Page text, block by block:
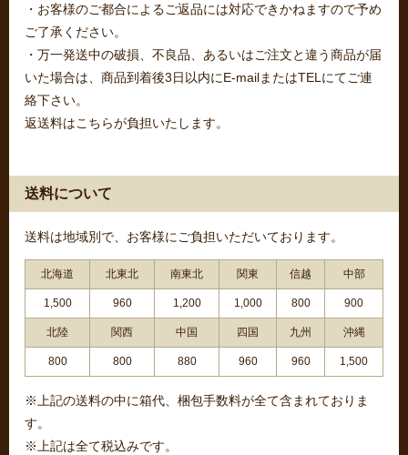
・お客様のご都合によるご返品には対応できかねますので予め
ご了承ください。
・万一発送中の破損、不良品、あるいはご注文と違う商品が届
いた場合は、商品到着後3日以内にE-mailまたはTELにてご連
絡下さい。
返送料はこちらが負担いたします。
送料について
送料は地域別で、お客様にご負担いただいております。
北海道 北東北 南東北 関東 信越 中部
1,500 960 1,200 1,000 800 900
北陸 関西 中国 四国 九州 沖縄
800 800 880 960 960 1,500
※上記の送料の中に箱代、梱包手数料が全て含まれておりま
す。
※上記は全て税込みです。